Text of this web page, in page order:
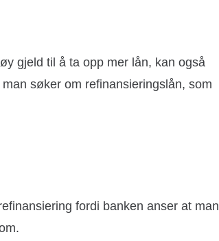
gjeld til å ta opp mer lån, kan også
søker om refinansieringslån, som
fordi banken anser at man